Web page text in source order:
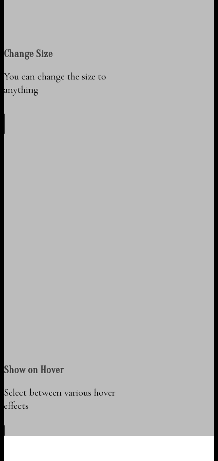
Change Size
You can change the size to
anything
Show on Hover
Select between various hover
effects